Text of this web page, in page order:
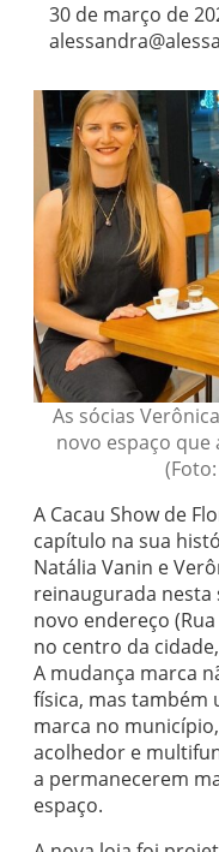
30 de março de
As sócias
novo espaço
A Cacau Show de
capítulo na sua
Natália Vanin e
reinaugurada nesta
novo endereço
no centro da
A mudança marca
física, mas também
marca no
acolhedor e
a permanecerem
espaço.